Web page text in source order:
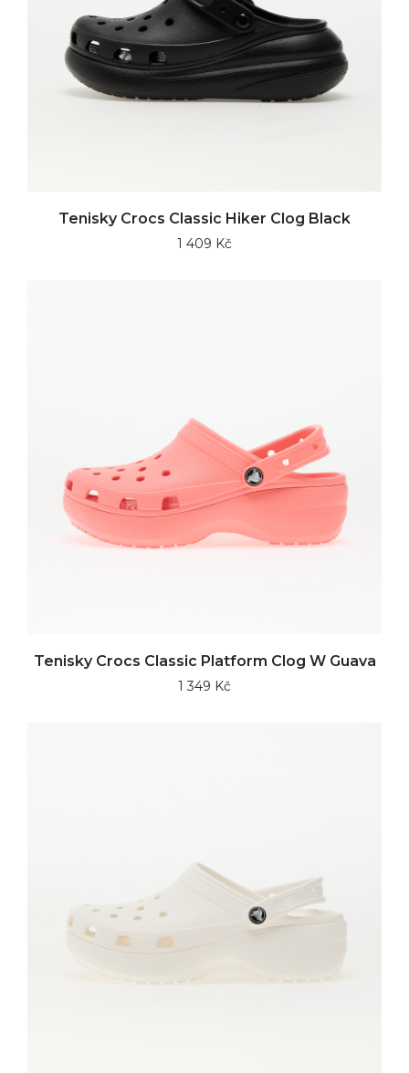
Tenisky Crocs Classic Hiker Clog Black
1 409 Kč
Tenisky Crocs Classic Platform Clog W Guava
1 349 Kč